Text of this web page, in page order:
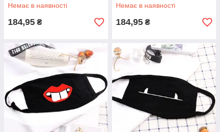
Немає в наявності
184,95 ₴
Немає в наявності
184,95 ₴